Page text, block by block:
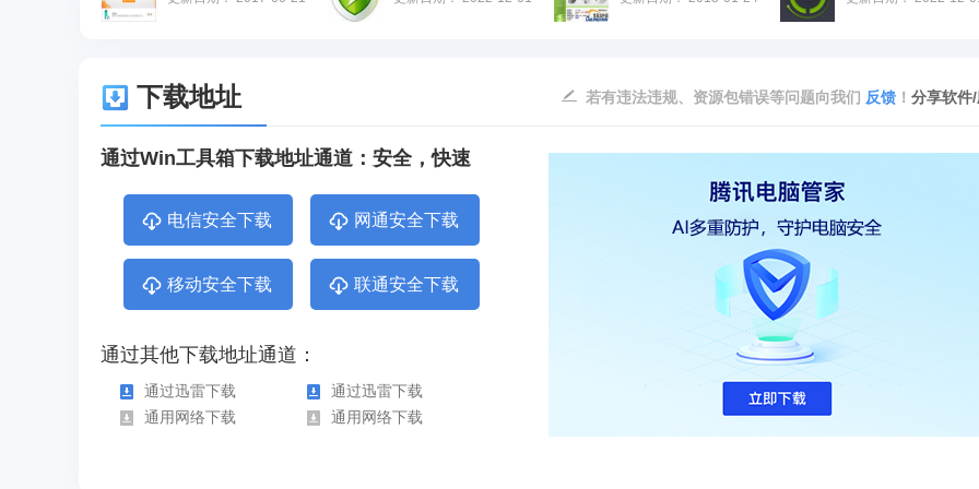
下载地址 分享软件
若有违法违规、资源包错误等问题向我们 反馈 ！
通过Win工具箱下载地址通道：安全，快速
电信安全下载 网通安全下载
移动安全下载 联通安全下载
通过其他下载地址通道：
通过迅雷下载
通过迅雷下载
通用网络下载
通用网络下载